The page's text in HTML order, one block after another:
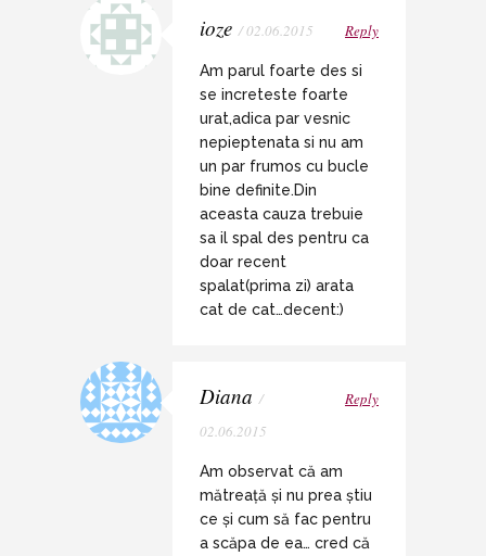
ioze / 02.06.2015 Reply
Am parul foarte des si
se increteste foarte
urat,adica par vesnic
nepieptenata si nu am
un par frumos cu bucle
bine definite.Din
aceasta cauza trebuie
sa il spal des pentru ca
doar recent
spalat(prima zi) arata
cat de cat…decent:)
Diana /
02.06.2015
Reply
Am observat că am
mătreață și nu prea știu
ce și cum să fac pentru
a scăpa de ea… cred că